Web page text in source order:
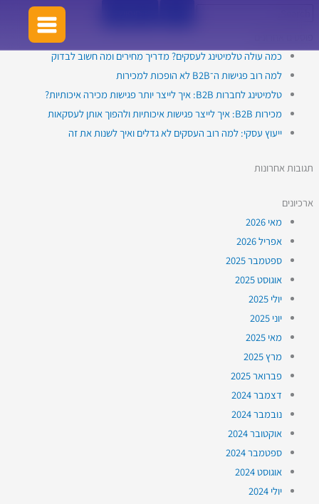
כמה עולה טלמיטינג לעסקים? מדריך מחירים ומה חשוב לבדוק
למה רוב פגישות ה־B2B לא הופכות למכירות
טלמיטינג לחברות B2B: איך לייצר יותר פגישות מכירה איכותיות?
מכירות B2B: איך לייצר פגישות איכותיות ולהפוך אותן לעסקאות
ייעוץ עסקי: למה רוב העסקים לא גדלים ואיך לשנות את זה
תגובות אחרונות
ארכיונים
מאי 2026
אפריל 2026
ספטמבר 2025
אוגוסט 2025
יולי 2025
יוני 2025
מאי 2025
מרץ 2025
פברואר 2025
דצמבר 2024
נובמבר 2024
אוקטובר 2024
ספטמבר 2024
אוגוסט 2024
יולי 2024
היתרונות
לעסקים